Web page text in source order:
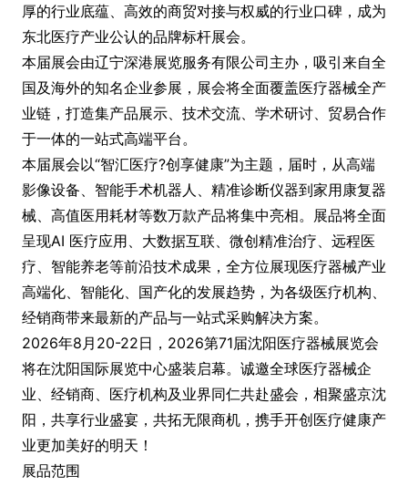
厚的行业底蕴、高效的商贸对接与权威的行业口碑，成为
东北医疗产业公认的品牌标杆展会。
本届展会由辽宁深港展览服务有限公司主办，吸引来自全
国及海外的知名企业参展，展会将全面覆盖医疗器械全产
业链，打造集产品展示、技术交流、学术研讨、贸易合作
于一体的一站式高端平台。
本届展会以“智汇医疗?创享健康”为主题，届时，从高端
影像设备、智能手术机器人、精准诊断仪器到家用康复器
械、高值医用耗材等数万款产品将集中亮相。展品将全面
呈现AI 医疗应用、大数据互联、微创精准治疗、远程医
疗、智能养老等前沿技术成果，全方位展现医疗器械产业
高端化、智能化、国产化的发展趋势，为各级医疗机构、
经销商带来最新的产品与一站式采购解决方案。
2026年8月20-22日，2026第71届沈阳医疗器械展览会
将在沈阳国际展览中心盛装启幕。诚邀全球医疗器械企
业、经销商、医疗机构及业界同仁共赴盛会，相聚盛京沈
阳，共享行业盛宴，共拓无限商机，携手开创医疗健康产
业更加美好的明天！
展品范围